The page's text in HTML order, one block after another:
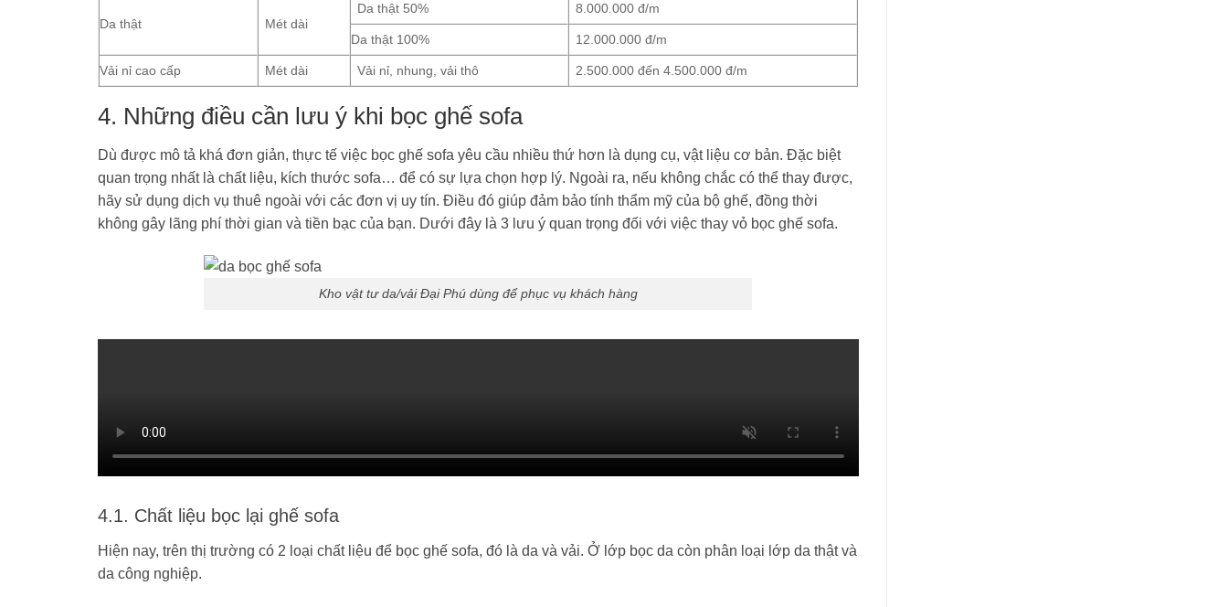
Da thật Mét dài
Da thật 50% 8.000.000 đ/m
Da thật 100% 12.000.000 đ/m
Vải nỉ cao cấp Mét dài Vải nỉ, nhung, vải thô 2.500.000 đến 4.500.000 đ/m
4. Những điều cần lưu ý khi bọc ghế sofa
Dù được mô tả khá đơn giản, thực tế việc bọc ghế sofa yêu cầu nhiều thứ hơn là dụng cụ, vật liệu cơ bản. Đặc biệt
quan trọng nhất là chất liệu, kích thước sofa… để có sự lựa chọn hợp lý. Ngoài ra, nếu không chắc có thể thay được,
hãy sử dụng dịch vụ thuê ngoài với các đơn vị uy tín. Điều đó giúp đảm bảo tính thẩm mỹ của bộ ghế, đồng thời
không gây lãng phí thời gian và tiền bạc của bạn. Dưới đây là 3 lưu ý quan trọng đối với việc thay vỏ bọc ghế sofa.
Kho vật tư da/vải Đại Phú dùng để phục vụ khách hàng
4.1. Chất liệu bọc lại ghế sofa
Hiện nay, trên thị trường có 2 loại chất liệu để bọc ghế sofa, đó là da và vải. Ở lớp bọc da còn phân loại lớp da thật và
da công nghiệp.